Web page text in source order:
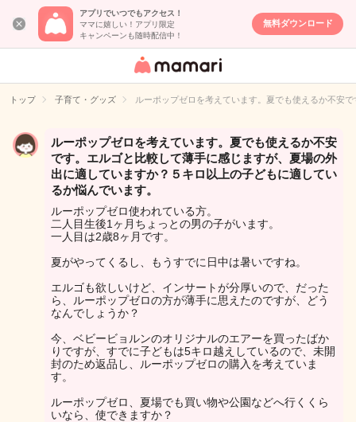
アプリでいつでもアクセス！
ママに嬉しい！アプリ限定
キャンペーンも随時配信中！
無料ダウンロード
女性専用匿名QA
イト
トップ 子育て・グッズ ルーポップゼロを考えています。夏でも使えるか不安
ルーポップゼロを考えています。夏でも使えるか不安
です。エルゴと比較して薄手に感じますが、夏場の外
出に適していますか？５キロ以上の子どもに適してい
るか悩んでいます。
ルーポップゼロ使われている方。
二人目生後1ヶ月ちょっとの男の子がいます。
一人目は2歳8ヶ月です。
夏がやってくるし、もうすでに日中は暑いですね。
エルゴも欲しいけど、インサートが分厚いので、だった
ら、ルーポップゼロの方が薄手に思えたのですが、どう
なんでしょうか？
今、ベビービョルンのオリジナルのエアーを買ったばか
りですが、すでに子どもは5キロ越えしているので、未開
封のため返品し、ルーポップゼロの購入を考えていま
す。
ルーポップゼロ、夏場でも買い物や公園などへ行くくら
いなら、使できますか？